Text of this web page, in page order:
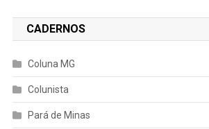
CADERNOS
Coluna MG
Colunista
Pará de Minas